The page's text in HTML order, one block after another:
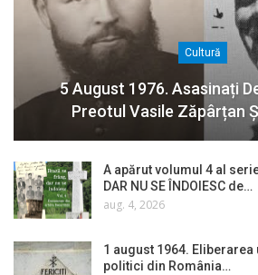
Cultură
5 August 1976. Asasinați
Preotul Vasile Zăpârțan
A apărut volumul 4 al
DAR NU SE ÎNDOIESC de…
aug. 4, 2026
1 august 1964.
politici din România…